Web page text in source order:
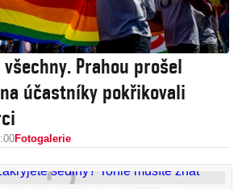
Prahou prošel
účastníky pokřikovali
Fotogalerie